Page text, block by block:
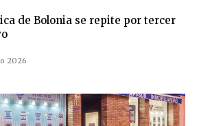
de Bolonia se repite por tercer
2026